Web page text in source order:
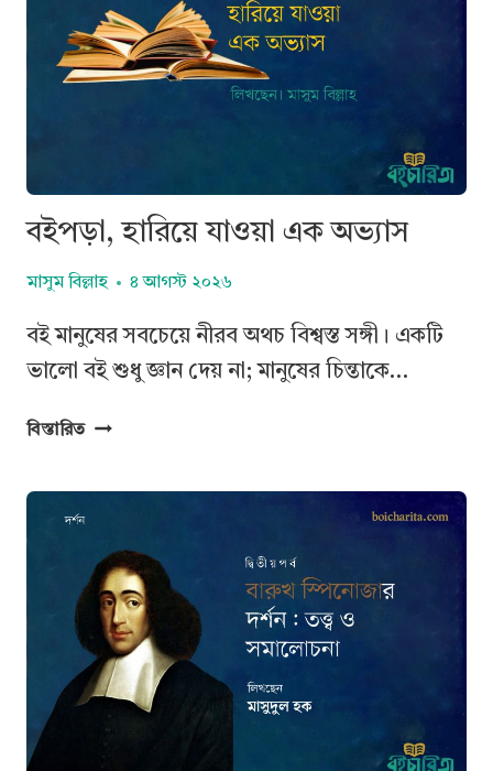
বইপড়া, হারিয়ে যাওয়া এক অভ্যাস
মাসুম বিল্লাহ ৪ আগস্ট ২০২৬
বই মানুষের সবচেয়ে নীরব অথচ বিশ্বস্ত সঙ্গী। একটি
ভালো বই শুধু জ্ঞান দেয় না; মানুষের চিন্তাকে…
বিস্তারিতবইপড়া,